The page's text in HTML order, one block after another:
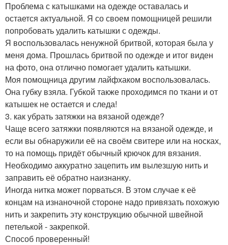
Проблема с катышками на одежде оставалась и
остается актуальной. Я со своем помощницей решили
попробовать удалить катышки с одежды.
Я воспользовалась ненужной бритвой, которая была у
меня дома. Прошлась бритвой по одежде и итог виден
на фото, она отлично помогает удалить катышки.
Моя помощница другим лайфхаком воспользовалась.
Она губку взяла. Губкой также проходимся по ткани и от
катышек не остается и следа!
3. как убрать затяжки на вязаной одежде?
Чаще всего затяжки появляются на вязаной одежде, и
если вы обнаружили её на своём свитере или на носках,
то на помощь придёт обычный крючок для вязания.
Необходимо аккуратно зацепить им вылезшую нить и
заправить её обратно наизнанку.
Иногда нитка может порваться. В этом случае к её
концам на изнаночной стороне надо привязать похожую
нить и закрепить эту конструкцию обычной швейной
петелькой - закрепкой.
Способ проверенный!